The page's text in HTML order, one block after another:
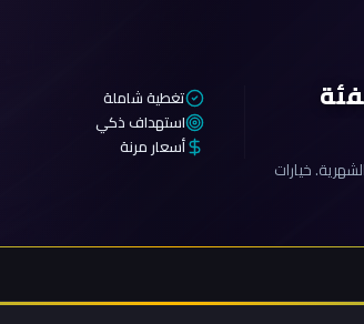
خيارات
تغطية شاملة
استهداف ذكي
أسعار مرنة